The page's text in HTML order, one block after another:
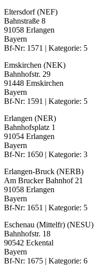
Eltersdorf (NEF)
Bahnstraße 8
91058 Erlangen
Bayern
Bf-Nr: 1571 | Kategorie: 5
Emskirchen (NEK)
Bahnhofstr. 29
91448 Emskirchen
Bayern
Bf-Nr: 1591 | Kategorie: 5
Erlangen (NER)
Bahnhofsplatz 1
91054 Erlangen
Bayern
Bf-Nr: 1650 | Kategorie: 3
Erlangen-Bruck (NERB)
Am Brucker Bahnhof 21
91058 Erlangen
Bayern
Bf-Nr: 1651 | Kategorie: 5
Eschenau (Mittelfr) (NESU)
Bahnhofstr. 18
90542 Eckental
Bayern
Bf-Nr: 1675 | Kategorie: 6